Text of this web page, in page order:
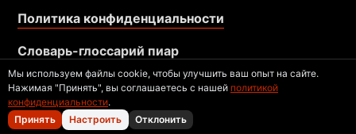
Политика конфиденциальности
Словарь-глоссарий пиар
Мы используем файлы cookie, чтобы улучшить ваш опыт на сайте.
Нажимая "Принять", вы соглашаетесь с нашей политикой
конфиденциальности.
Принять
Настроить Отклонить